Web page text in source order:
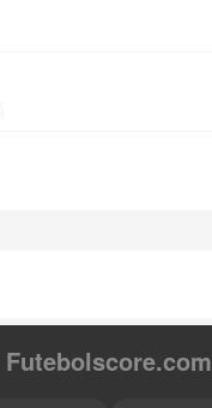
Futebolscore.com